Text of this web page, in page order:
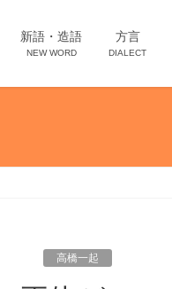
新語・造語
NEW WORD
方言
DIALECT
高橋一起